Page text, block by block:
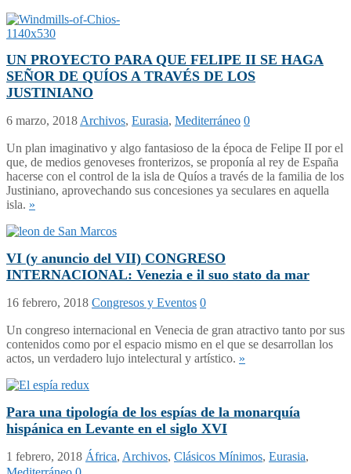
UN PROYECTO PARA QUE FELIPE II SE HAGA
SEÑOR DE QUÍOS A TRAVÉS DE LOS
JUSTINIANO
6 marzo, 2018 Archivos, Eurasia, Mediterráneo 0
Un plan imaginativo y algo fantasioso de la época de Felipe II por el
que, de medios genoveses fronterizos, se proponía al rey de España
hacerse con el control de la isla de Quíos a través de la familia de los
Justiniano, aprovechando sus concesiones ya seculares en aquella
isla. »
VI (y anuncio del VII) CONGRESO
INTERNACIONAL: Venezia e il suo stato da mar
16 febrero, 2018 Congresos y Eventos 0
Un congreso internacional en Venecia de gran atractivo tanto por sus
contenidos como por el espacio mismo en el que se desarrollan los
actos, un verdadero lujo intelectural y artístico. »
Para una tipología de los espías de la monarquía
hispánica en Levante en el siglo XVI
1 febrero, 2018 África, Archivos, Clásicos Mínimos, Eurasia,